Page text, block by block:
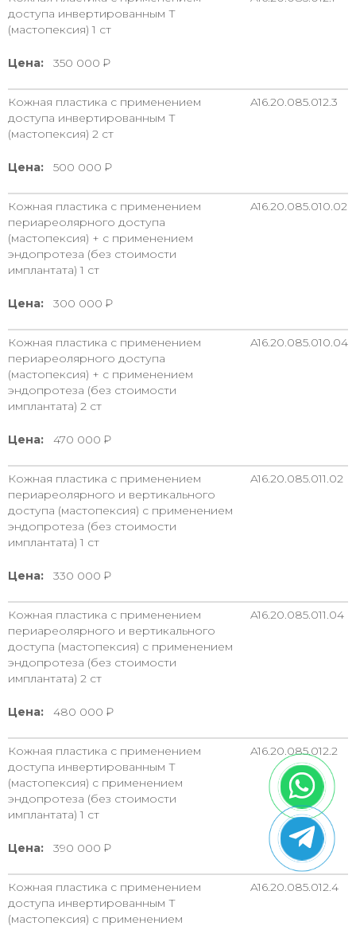
доступа инвертированным Т
(мастопексия) 1 ст
Цена: 350 000
Кожная пластика с применением
доступа инвертированным Т
(мастопексия) 2 ст
A16.20.085.012.3
Цена: 500 000
Кожная пластика с применением
периареолярного доступа
(мастопексия) + с применением
эндопротеза (без стоимости
имплантата) 1 ст
A16.20.085.010.02
Цена: 300 000
Кожная пластика с применением
периареолярного доступа
(мастопексия) + с применением
эндопротеза (без стоимости
имплантата) 2 ст
A16.20.085.010.04
Цена: 470 000
Кожная пластика с применением
периареолярного и вертикального
доступа (мастопексия) с применением
эндопротеза (без стоимости
имплантата) 1 ст
A16.20.085.011.02
Цена: 330 000
Кожная пластика с применением
периареолярного и вертикального
доступа (мастопексия) с применением
эндопротеза (без стоимости
имплантата) 2 ст
A16.20.085.011.04
Цена: 480 000
Кожная пластика с применением
доступа инвертированным Т
(мастопексия) с применением
эндопротеза (без стоимости
имплантата) 1 ст
A16.20.085.012.2
Цена: 390 000
Кожная пластика с применением
доступа инвертированным Т
(мастопексия) с применением
A16.20.085.012.4